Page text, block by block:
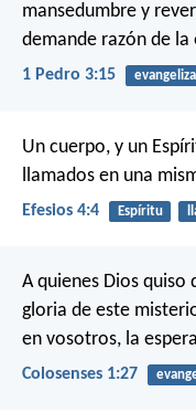
mansedumbre y
demande razón de la
1 Pedro 3:15
Un cuerpo, y un
llamados en una
Efesios 4:4 Espíritu
A quienes Dios quiso
gloria de este
en vosotros, la
Colosenses 1:27